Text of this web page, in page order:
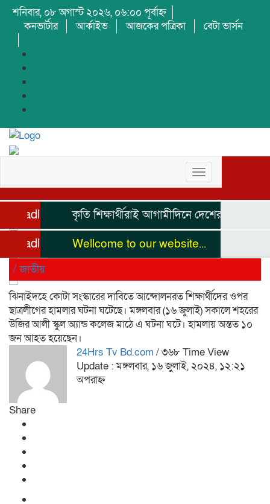
শনিবার, ০৮ অগাস্ট ২০২৬, ০৬:০০ পূর্বাহ্ন
কনভার্টার
আর্কাইভ আজকের পত্রিকা বেটা ভার্সন
Toggle
navigation
Headline কৃতি শিক্ষার্থীরাই আগামীদিনে দেশের নেতৃত্ব
Headline Wellcome to our website...
/জাতীয়
ঝিনাইদহে কোটা সংস্কারের দাবিতে আন্দোলনরত শিক্ষার্থীদের ওপর
ছাত্রলীগের হামলার ঘটনা ঘটেছে। মঙ্গলবার (১৬ জুলাই) সকালে শহরের
উজির আলী স্কুল অ্যান্ড কলেজ মাঠে এ ঘটনা ঘটে। হামলায় অন্তত ১০
জন আহত হয়েছেন।
24Hrs Tv Bd.com / ৩৬৮ Time View
Update : মঙ্গলবার, ১৬ জুলাই, ২০২৪, ১২:২১
অপরাহ্ন
Share